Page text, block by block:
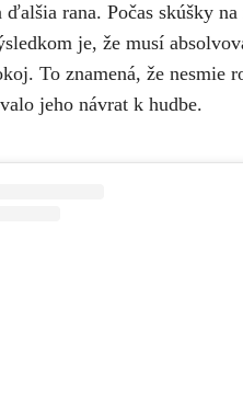
ďalšia rana. Počas skúšky
je, že musí
To znamená, že nesmie
jeho návrat k hudbe.